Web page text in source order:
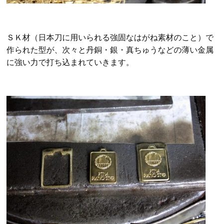
ＳＫ材（日本刀に用いられる強固なはがね素材のこと）で
作られた型が、次々と丹銅・銀・真ちゅうなどの薄い金属
に強い力で打ち込まれていきます。